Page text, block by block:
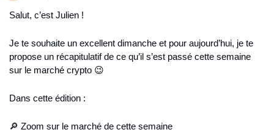
Salut, c’est Julien !
Je te souhaite un excellent dimanche et pour aujourd’hui, je te
propose un récapitulatif de ce qu’il s’est passé cette semaine
sur le marché crypto 😉
Dans cette édition :
🔎 Zoom sur le marché de cette semaine